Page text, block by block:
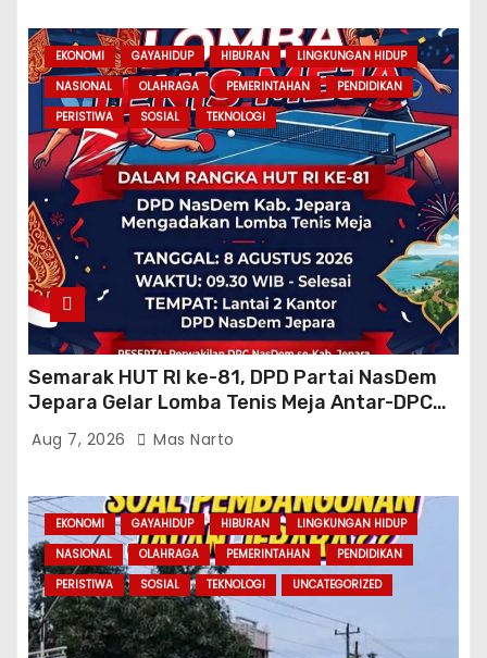
EKONOMI GAYAHIDUP HIBURAN
LINGKUNGAN HIDUP
NASIONAL
OLAHRAGA PEMERINTAHAN
PENDIDIKAN
PERISTIWA
SOSIAL TEKNOLOGI
Semarak HUT RI ke-81, DPD Partai NasDem
Jepara Gelar Lomba Tenis Meja Antar-DPC
Se-Kabupaten
Aug 7, 2026 Mas Narto
EKONOMI GAYAHIDUP HIBURAN
LINGKUNGAN HIDUP
NASIONAL
OLAHRAGA PEMERINTAHAN
PENDIDIKAN
PERISTIWA
SOSIAL TEKNOLOGI UNCATEGORIZED